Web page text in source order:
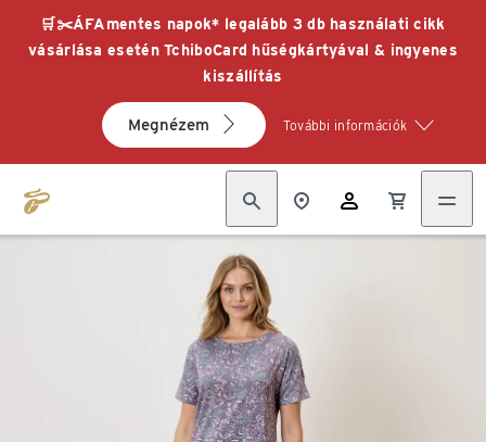
🛒✂️ÁFAmentes napok* legalább 3 db használati cikk
vásárlása esetén TchiboCard hűségkártyával & ingyenes
kiszállítás
Megnézem További információk